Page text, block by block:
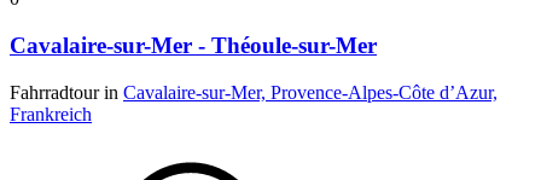
Cavalaire-sur-Mer - Théoule-sur-Mer
Fahrradtour in Cavalaire-sur-Mer, Provence-Alpes-Côte d’Azur,
Frankreich